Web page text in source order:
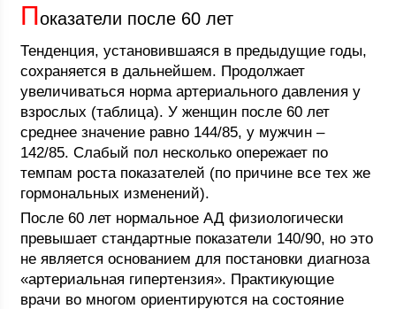
Показатели после 60 лет
Тенденция, установившаяся в предыдущие годы,
сохраняется в дальнейшем. Продолжает
увеличиваться норма артериального давления у
взрослых (таблица). У женщин после 60 лет
среднее значение равно 144/85, у мужчин –
142/85. Слабый пол несколько опережает по
темпам роста показателей (по причине все тех же
гормональных изменений).
После 60 лет нормальное АД физиологически
превышает стандартные показатели 140/90, но это
не является основанием для постановки диагноза
«артериальная гипертензия». Практикующие
врачи во многом ориентируются на состояние